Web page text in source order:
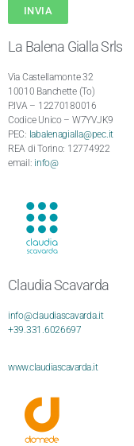
INVIA
La Balena Gialla Srls
Via Castellamonte 32
10010 Banchette (To)
P.IVA – 12270180016
Codice Unico – W7YVJK9
PEC: labalenagialla@pec.it
REA di Torino: 12774922
email: info@
Claudia Scavarda
info@claudiascavarda.it
+39.331.6026697
www.claudiascavarda.it